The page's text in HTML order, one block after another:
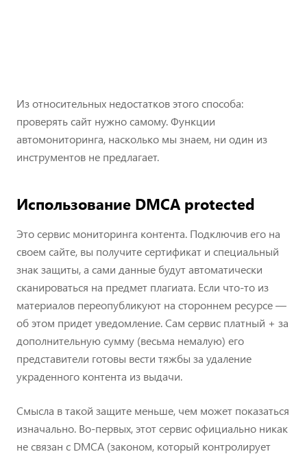
Из относительных недостатков этого способа:
проверять сайт нужно самому. Функции
автомониторинга, насколько мы знаем, ни один из
инструментов не предлагает.
Использование DMCA protected
Это сервис мониторинга контента. Подключив его на
своем сайте, вы получите сертификат и специальный
знак защиты, а сами данные будут автоматически
сканироваться на предмет плагиата. Если что-то из
материалов переопубликуют на стороннем ресурсе —
об этом придет уведомление. Сам сервис платный + за
дополнительную сумму (весьма немалую) его
представители готовы вести тяжбы за удаление
украденного контента из выдачи.
Смысла в такой защите меньше, чем может показаться
изначально. Во-первых, этот сервис официально никак
не связан с DMCA (законом, который контролирует